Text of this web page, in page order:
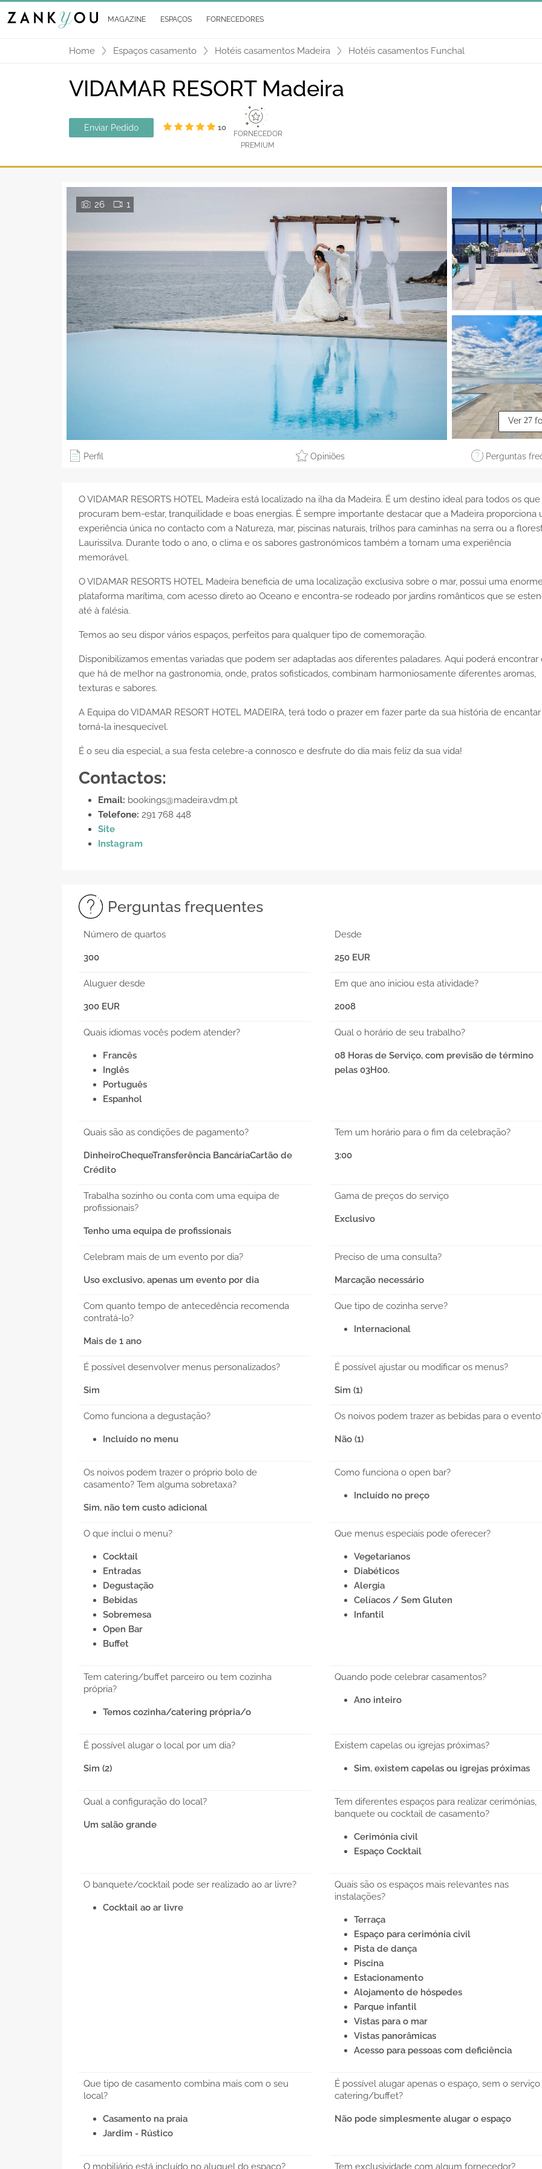
MAGAZINE ESPAÇOS FORNECEDORES
Home Espaços casamento Hotéis casamentos Madeira Hotéis casamentos Funchal
VIDAMAR RESORT Madeira
Enviar Pedido 10
FORNECEDOR
PREMIUM
26 1
Ver 27
Perfil Opiniões Perguntas
O VIDAMAR RESORTS HOTEL Madeira está localizado na ilha da Madeira. É um destino ideal para todos os que
procuram bem-estar, tranquilidade e boas energias. É sempre importante destacar que a Madeira proporciona
experiência única no contacto com a Natureza, mar, piscinas naturais, trilhos para caminhas na serra ou a
Laurissilva. Durante todo o ano, o clima e os sabores gastronómicos também a tornam uma experiência
memorável.
O VIDAMAR RESORTS HOTEL Madeira beneficia de uma localização exclusiva sobre o mar, possui uma
plataforma marítima, com acesso direto ao Oceano e encontra-se rodeado por jardins românticos que se
até à falésia.
Temos ao seu dispor vários espaços, perfeitos para qualquer tipo de comemoração.
Disponibilizamos ementas variadas que podem ser adaptadas aos diferentes paladares. Aqui poderá encontrar
que há de melhor na gastronomia, onde, pratos sofisticados, combinam harmoniosamente diferentes aromas,
texturas e sabores.
A Equipa do VIDAMAR RESORT HOTEL MADEIRA, terá todo o prazer em fazer parte da sua história de
torná-la inesquecível.
É o seu dia especial, a sua festa celebre-a connosco e desfrute do dia mais feliz da sua vida!
Contactos:
Email: bookings@madeira.vdm.pt
Telefone: 291 768 448
Site
Instagram
Perguntas frequentes
Número de quartos
300
Desde
250 EUR
Aluguer desde
300 EUR
Em que ano iniciou esta atividade?
2008
Quais idiomas vocês podem atender?
Francês
Inglês
Português
Espanhol
Qual o horário de seu trabalho?
08 Horas de Serviço, com previsão de término
pelas 03H00.
Quais são as condições de pagamento?
DinheiroChequeTransferência BancáriaCartão de
Crédito
Tem um horário para o fim da celebração?
3:00
Trabalha sozinho ou conta com uma equipa de
profissionais?
Tenho uma equipa de profissionais
Gama de preços do serviço
Exclusivo
Celebram mais de um evento por dia?
Uso exclusivo, apenas um evento por dia
Preciso de uma consulta?
Marcação necessário
Com quanto tempo de antecedência recomenda
contratá-lo?
Mais de 1 ano
Que tipo de cozinha serve?
Internacional
É possível desenvolver menus personalizados?
Sim
É possível ajustar ou modificar os menus?
Sim (1)
Como funciona a degustação?
Incluído no menu
Os noivos podem trazer as bebidas para o
Não (1)
Os noivos podem trazer o próprio bolo de
casamento? Tem alguma sobretaxa?
Sim, não tem custo adicional
Como funciona o open bar?
Incluído no preço
O que inclui o menu?
Cocktail
Entradas
Degustação
Bebidas
Sobremesa
Open Bar
Buffet
Que menus especiais pode oferecer?
Vegetarianos
Diabéticos
Alergia
Celíacos / Sem Gluten
Infantil
Tem catering/buffet parceiro ou tem cozinha
própria?
Temos cozinha/catering própria/o
Quando pode celebrar casamentos?
Ano inteiro
É possível alugar o local por um dia?
Sim (2)
Existem capelas ou igrejas próximas?
Sim, existem capelas ou igrejas próximas
Qual a configuração do local?
Um salão grande
Tem diferentes espaços para realizar cerimónias,
banquete ou cocktail de casamento?
Cerimónia civil
Espaço Cocktail
O banquete/cocktail pode ser realizado ao ar livre?
Cocktail ao ar livre
Quais são os espaços mais relevantes nas
instalações?
Terraça
Espaço para cerimónia civil
Pista de dança
Piscina
Estacionamento
Alojamento de hóspedes
Parque infantil
Vistas para o mar
Vistas panorâmicas
Acesso para pessoas com deficiência
Que tipo de casamento combina mais com o seu
local?
Casamento na praia
Jardim - Rústico
É possível alugar apenas o espaço, sem o
catering/buffet?
Não pode simplesmente alugar o espaço
O mobiliário está incluído no aluguel do espaço? Tem exclusividade com algum fornecedor?